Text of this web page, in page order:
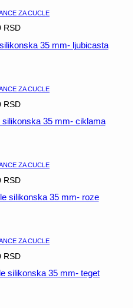
ZA CUCLE
RSD
35 mm- ljubicasta
ZA CUCLE
RSD
35 mm- ciklama
ZA CUCLE
RSD
silikonska 35 mm- roze
ZA CUCLE
RSD
silikonska 35 mm- teget